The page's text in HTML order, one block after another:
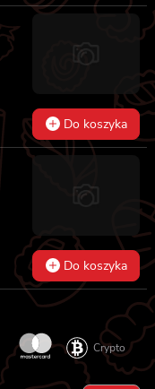
Do koszyka
Do koszyka
Crypto